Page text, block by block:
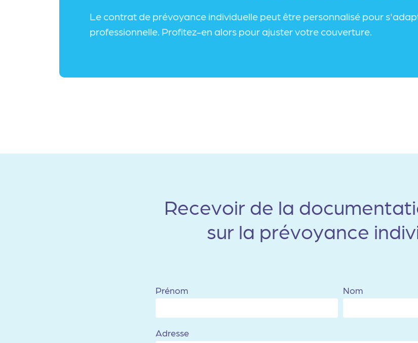
Le contrat de prévoyance individuelle peut être personnalisé pour
professionnelle. Profitez-en alors pour ajuster votre couverture.
Recevoir de la
sur la prévoyance
Prénom Nom
Adresse